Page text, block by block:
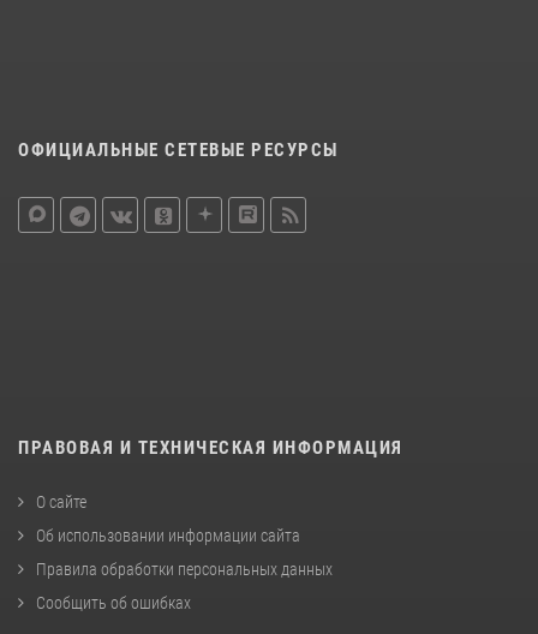
ОФИЦИАЛЬНЫЕ СЕТЕВЫЕ РЕСУРСЫ
ПРАВОВАЯ И ТЕХНИЧЕСКАЯ ИНФОРМАЦИЯ
О сайте
Об использовании информации сайта
Правила обработки персональных данных
Сообщить об ошибках